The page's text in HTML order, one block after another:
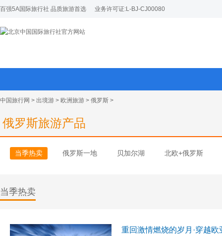
百强5A国际旅行社 品质旅游首选 业务许可证:L-BJ-CJ00080
中国旅行网 > 出境游 > 欧洲旅游 > 俄罗斯 >
俄罗斯旅游产品
当季热卖 俄罗斯一地 贝加尔湖 北欧+俄罗斯
当季热卖
重回激情燃烧的岁月·穿越